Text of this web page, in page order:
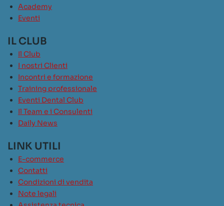
Academy
Eventi
IL CLUB
Il Club
I nostri Clienti
Incontri e formazione
Training professionale
Eventi Dental Club
Il Team e i Consulenti
Daily News
LINK UTILI
E-commerce
Contatti
Condizioni di vendita
Note legali